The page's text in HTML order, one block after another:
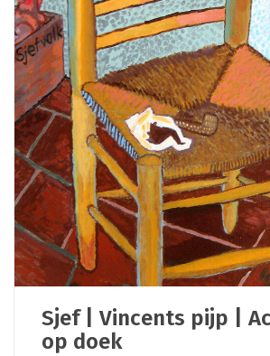
Sjef | Vincents pijp |
op doek